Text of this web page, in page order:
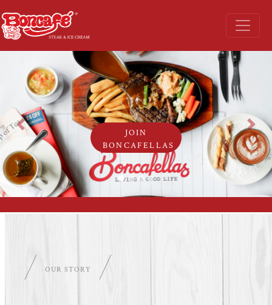
JOIN
BONCAFELLAS
Previous Next
OUR STORY